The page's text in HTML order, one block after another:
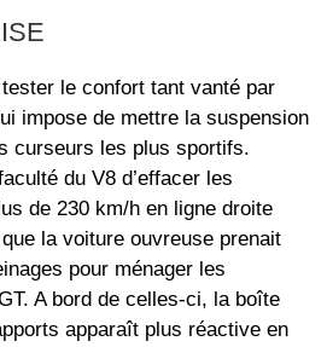
le confort tant vanté par
impose de mettre la suspension
curseurs les plus sportifs.
du V8 d’effacer les
de 230 km/h en ligne droite
la voiture ouvreuse prenait
pour ménager les
A bord de celles-ci, la boîte
apparaît plus réactive en